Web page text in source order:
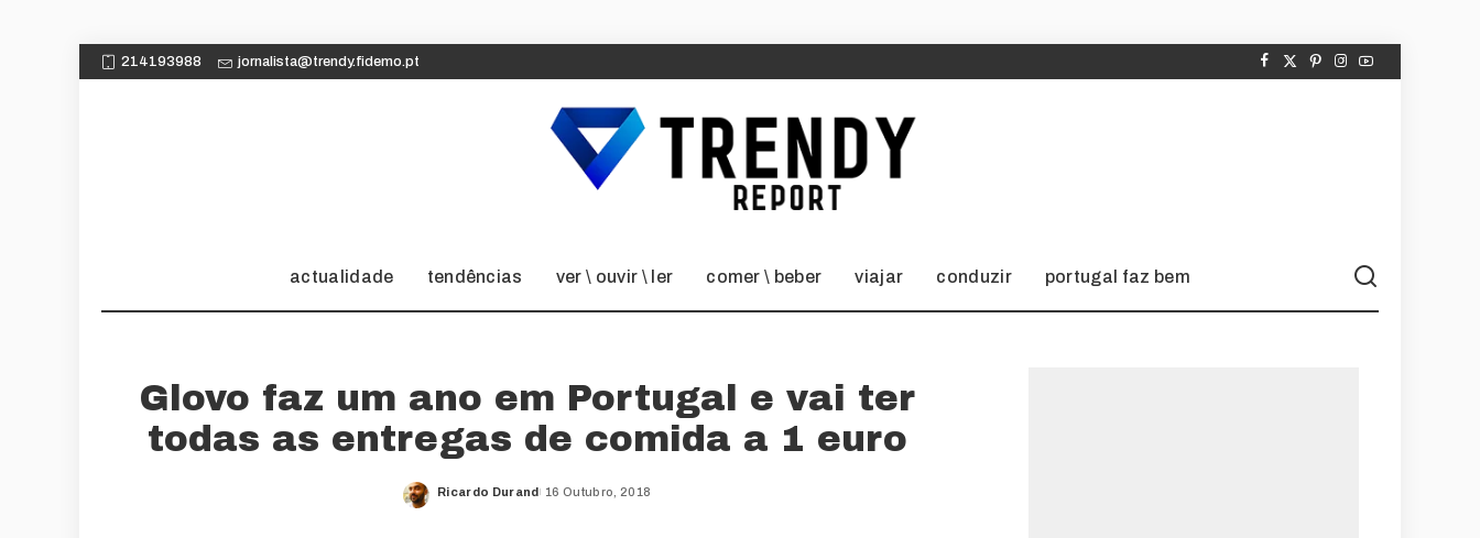
214193988 jornalista@trendy.fidemo.pt
actualidade tendências ver \ ouvir \ ler comer \ beber viajar conduzir portugal faz bem
Glovo faz um ano em Portugal e vai ter
todas as entregas de comida a 1 euro
Posted
Ricardo Durand 16 Outubro, 2018